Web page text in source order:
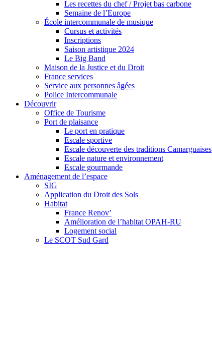
Les recettes du chef / Projet bas carbone
Semaine de l’Europe
École intercommunale de musique
Cursus et activités
Inscriptions
Saison artistique 2024
Le Big Band
Maison de la Justice et du Droit
France services
Service aux personnes âgées
Police Intercommunale
Découvrir
Office de Tourisme
Port de plaisance
Le port en pratique
Escale sportive
Escale découverte des traditions Camarguaises
Escale nature et environnement
Escale gourmande
Aménagement de l’espace
SIG
Application du Droit des Sols
Habitat
France Renov’
Amélioration de l’habitat OPAH-RU
Logement social
Le SCOT Sud Gard